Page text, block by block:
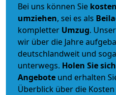
Bei uns können Sie
umziehen, sei es als
kompletter Umzug.
wir über die Jahre
deutschlandweit und
unterwegs. Holen Sie
Angebote und erhalten
Überblick über die